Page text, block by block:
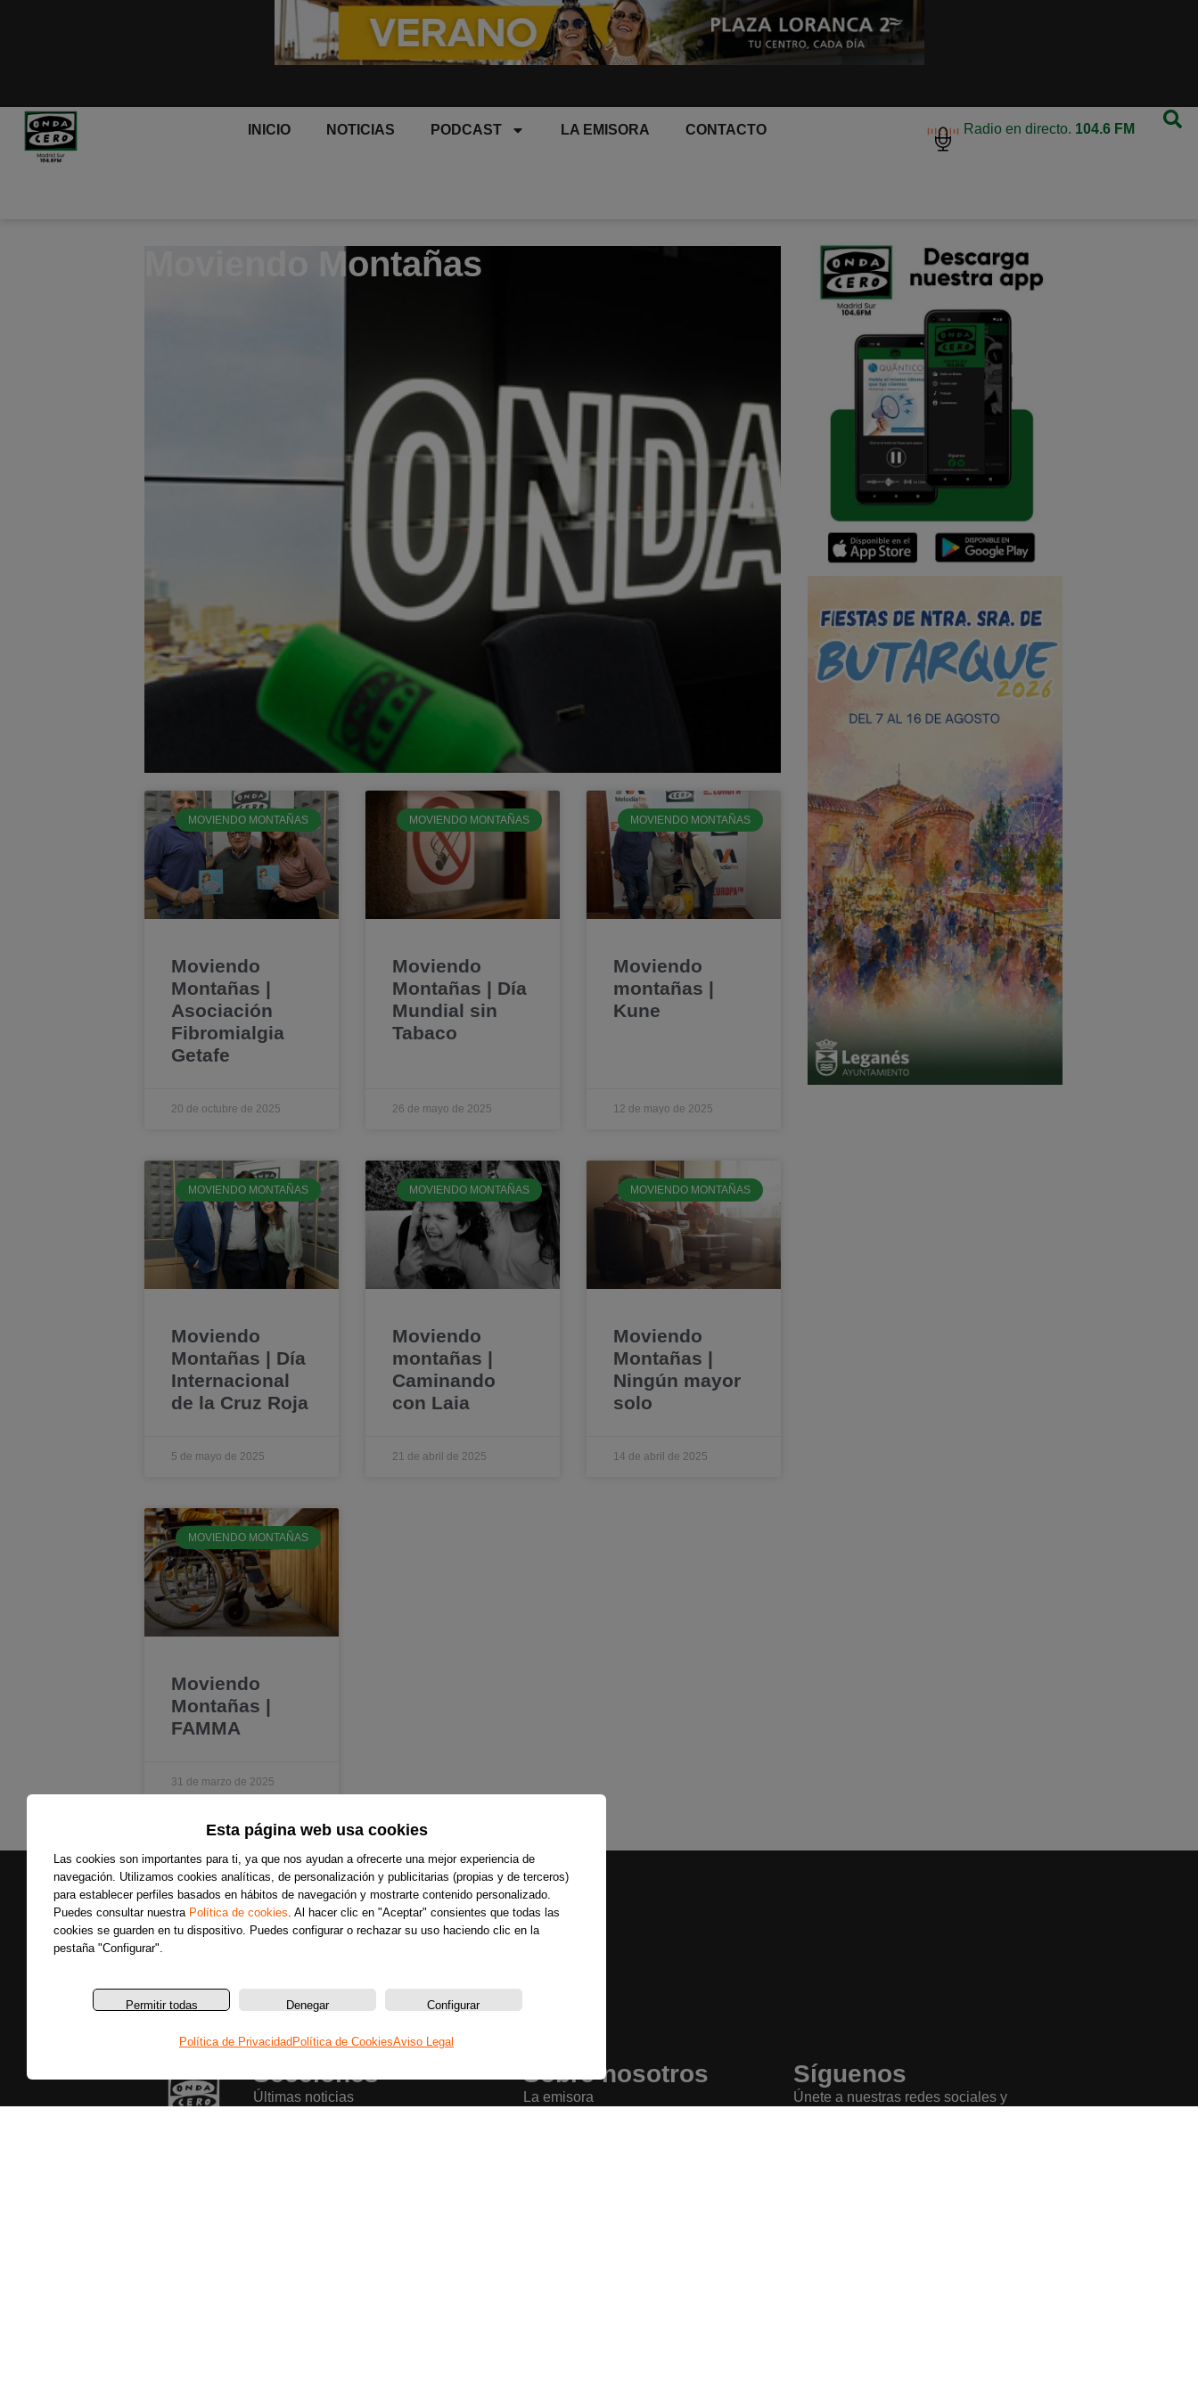
Esta página web usa cookies
Las cookies son importantes para ti, ya que nos ayudan a ofrecerte una mejor experiencia de
navegación. Utilizamos cookies analíticas, de personalización y publicitarias (propias y de terceros)
para establecer perfiles basados en hábitos de navegación y mostrarte contenido personalizado.
Puedes consultar nuestra Política de cookies. Al hacer clic en "Aceptar" consientes que todas las
cookies se guarden en tu dispositivo. Puedes configurar o rechazar su uso haciendo clic en la
pestaña "Configurar".
Permitir todas Denegar Configurar
Política de Privacidad Política de CookiesAviso Legal
INICIO NOTICIAS PODCAST LA EMISORA CONTACTO Radio en directo. 104.6 FM
Moviendo Montañas
MOVIENDO MONTAÑAS
Moviendo
Montañas |
Asociación
Fibromialgia
Getafe
20 de octubre de 2025
MOVIENDO MONTAÑAS
Moviendo
Montañas | Día
Mundial sin
Tabaco
26 de mayo de 2025
MOVIENDO MONTAÑAS
Moviendo
montañas |
Kune
12 de mayo de 2025
MOVIENDO MONTAÑAS
Moviendo
Montañas | Día
Internacional
de la Cruz Roja
5 de mayo de 2025
MOVIENDO MONTAÑAS
Moviendo
montañas |
Caminando
con Laia
21 de abril de 2025
MOVIENDO MONTAÑAS
Moviendo
Montañas |
Ningún mayor
solo
14 de abril de 2025
MOVIENDO MONTAÑAS
Moviendo
Montañas |
FAMMA
31 de marzo de 2025
Secciones
Últimas noticias
Sobre nosotros
La emisora
Síguenos
Únete a nuestras redes sociales y